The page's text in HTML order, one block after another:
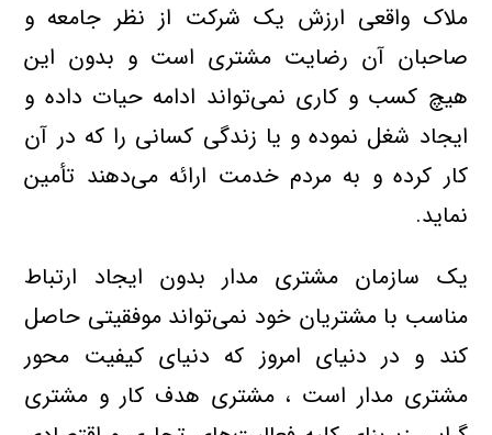
ملاک واقعی ارزش یک شرکت از نظر جامعه و
صاحبان آن رضایت مشتری است و بدون این
هیچ کسب و کاری نمی‌تواند ادامه حیات داده و
ایجاد شغل نموده و یا زندگی کسانی را که در آن
کار کرده و به مردم خدمت ارائه می‌دهند تأمین
نماید.
یک سازمان مشتری مدار بدون ایجاد ارتباط
مناسب با مشتریان خود نمی‌تواند موفقیتی حاصل
کند و در دنیای امروز که دنیای کیفیت محور
مشتری مدار است ، مشتری هدف کار و مشتری